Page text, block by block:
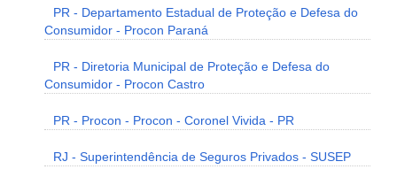
PR - Departamento Estadual de Proteção e Defesa do
Consumidor - Procon Paraná
PR - Diretoria Municipal de Proteção e Defesa do
Consumidor - Procon Castro
PR - Procon - Procon - Coronel Vivida - PR
RJ - Superintendência de Seguros Privados - SUSEP